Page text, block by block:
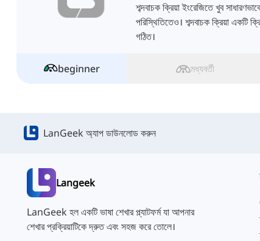
শব্দবাচক ক্রিয়া ইংরেজিতে খুব
পরিস্থিতিতেও। শব্দবাচক ক্রিয়া একটি
গঠিত।
beginner মধ্যবর্তী
LanGeek অ্যাপ ডাউনলোড করুন
Langeek
LanGeek হল একটি ভাষা শেখার প্ল্যাটফর্ম যা আপনার
শেখার প্রক্রিয়াটিকে দ্রুত এবং সহজ করে তোলে।